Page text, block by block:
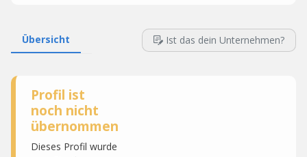
Übersicht Ist das dein Unternehmen?
Profil ist
noch nicht
übernommen
Dieses Profil wurde